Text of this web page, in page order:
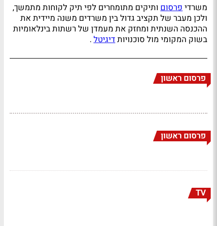
משרדיפרסום ותיקים מתומחרים לפי תיק לקוחות מתמשך,
ולכן מעבר של תקציב גדול בין משרדים משנה מיידית את
ההכנסה השנתית ומחזק את מעמדן של רשתות בינלאומיות
בשוק המקומי מול סוכנויותדיגיטל .
פרסום ראשון
פרסום ראשון
TV